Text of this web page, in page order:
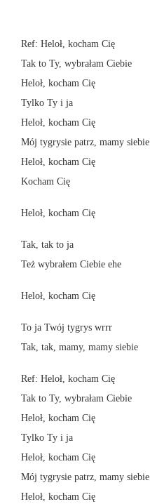
Ref: Heloł, kocham Cię
Tak to Ty, wybrałam Ciebie
Heloł, kocham Cię
Tylko Ty i ja
Heloł, kocham Cię
Mój tygrysie patrz, mamy siebie
Heloł, kocham Cię
Kocham Cię
Heloł, kocham Cię
Tak, tak to ja
Też wybrałem Ciebie ehe
Heloł, kocham Cię
To ja Twój tygrys wrrr
Tak, tak, mamy, mamy siebie
Ref: Heloł, kocham Cię
Tak to Ty, wybrałam Ciebie
Heloł, kocham Cię
Tylko Ty i ja
Heloł, kocham Cię
Mój tygrysie patrz, mamy siebie
Heloł, kocham Cię